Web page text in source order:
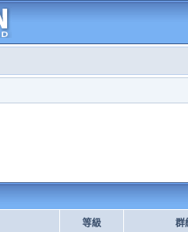
等級 群